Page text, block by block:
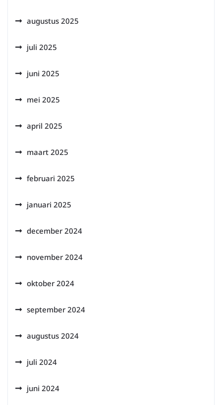
augustus 2025
juli 2025
juni 2025
mei 2025
april 2025
maart 2025
februari 2025
januari 2025
december 2024
november 2024
oktober 2024
september 2024
augustus 2024
juli 2024
juni 2024